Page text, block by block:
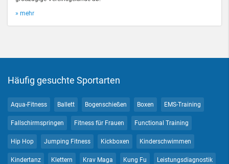
» mehr
Häufig gesuchte Sportarten
Aqua-Fitness Ballett Bogenschießen Boxen EMS-Training
Fallschirmspringen Fitness für Frauen Functional Training
Hip Hop Jumping Fitness Kickboxen Kinderschwimmen
Kindertanz Klettern Krav Maga Kung Fu Leistungsdiagnostik